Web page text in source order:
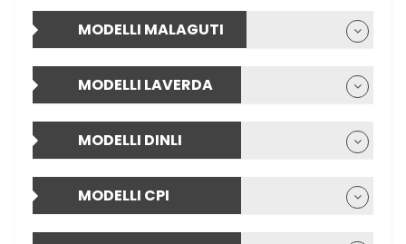
MODELLI MALAGUTI
MODELLI LAVERDA
MODELLI DINLI
MODELLI CPI